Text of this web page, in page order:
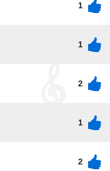
1
1
2
1
2